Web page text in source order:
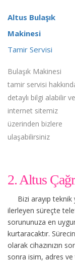
Altus Bulaşık
Makinesi
Tamir Servisi
Bulaşık Makinesi
tamir servisi
detaylı bilgi alabilir ve
internet sitemiz
üzerinden bizlere
ulaşabilirsiniz
2. Altus
Bizi arayıp
ilerleyen süreçte
sorununuza en
kurtaracaktır.
olarak cihazınızın
sonra isim, adres ve